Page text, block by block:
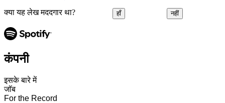
क्या यह लेख मददगार था? हाँ नहीं
कंपनी
इसके बारे में
जॉब
For the Record